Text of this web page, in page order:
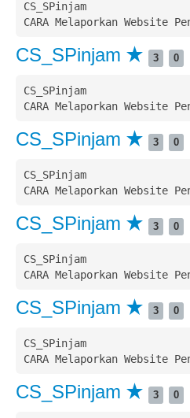
CS_SPinjam
CS_SPinjam 3 0
CS_SPinjam
CS_SPinjam 3 0
CS_SPinjam
CS_SPinjam 3 0
CS_SPinjam
CS_SPinjam 3 0
CS_SPinjam
CS_SPinjam 3 0